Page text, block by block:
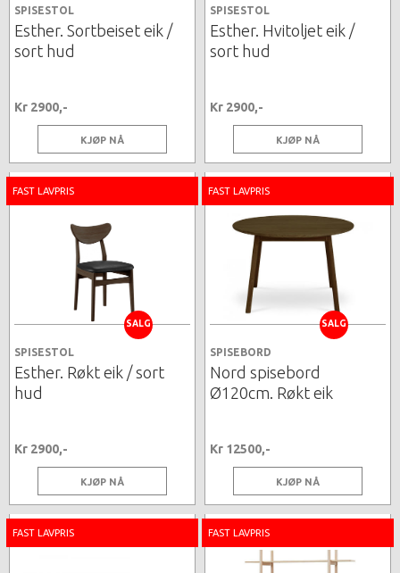
SPISESTOL
Esther. Sortbeiset eik /
sort hud
Kr 2900,-
KJØP NÅ
SPISESTOL
Esther. Hvitoljet eik /
sort hud
Kr 2900,-
KJØP NÅ
FAST LAVPRIS
SALG
SPISESTOL
Esther. Røkt eik / sort
hud
Kr 2900,-
KJØP NÅ
FAST LAVPRIS
SALG
SPISEBORD
Nord spisebord
Ø120cm. Røkt eik
Kr 12500,-
KJØP NÅ
FAST LAVPRIS FAST LAVPRIS